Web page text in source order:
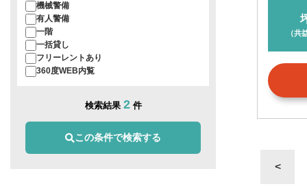
機械警備
有人警備
一階
一括貸し
フリーレントあり
360度WEB内覧
検索結果 2件
この条件で検索する
（共
<